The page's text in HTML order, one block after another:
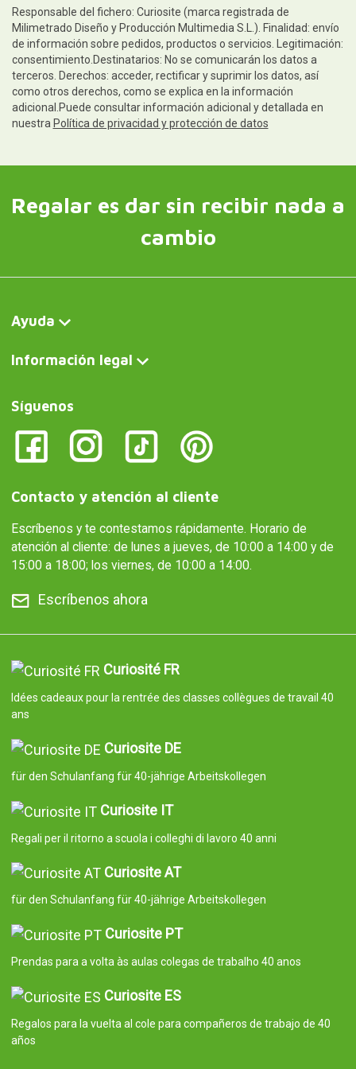
Responsable del fichero: Curiosite (marca registrada de
Milimetrado Diseño y Producción Multimedia S.L.). Finalidad: envío
de información sobre pedidos, productos o servicios. Legitimación:
consentimiento.Destinatarios: No se comunicarán los datos a
terceros. Derechos: acceder, rectificar y suprimir los datos, así
como otros derechos, como se explica en la información
adicional.Puede consultar información adicional y detallada en
nuestra Política de privacidad y protección de datos
Regalar es dar sin recibir nada a
cambio
Ayuda
Información legal
Síguenos
Contacto y atención al cliente
Escríbenos y te contestamos rápidamente. Horario de
atención al cliente: de lunes a jueves, de 10:00 a 14:00 y de
15:00 a 18:00; los viernes, de 10:00 a 14:00.
Escríbenos ahora
Curiosité FR
Idées cadeaux pour la rentrée des classes collègues de travail 40
ans
Curiosite DE
für den Schulanfang für 40-jährige Arbeitskollegen
Curiosite IT
Regali per il ritorno a scuola i colleghi di lavoro 40 anni
Curiosite AT
für den Schulanfang für 40-jährige Arbeitskollegen
Curiosite PT
Prendas para a volta às aulas colegas de trabalho 40 anos
Curiosite ES
Regalos para la vuelta al cole para compañeros de trabajo de 40
años